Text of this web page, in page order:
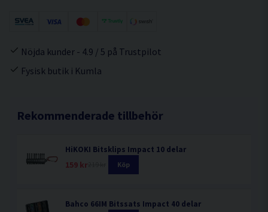
Nöjda kunder - 4.9 / 5 på Trustpilot
Fysisk butik i Kumla
Rekommenderade tillbehör
HiKOKI Bitsklips Impact 10 delar
159 kr Köp
Bahco 66IM Bitssats Impact 40 delar